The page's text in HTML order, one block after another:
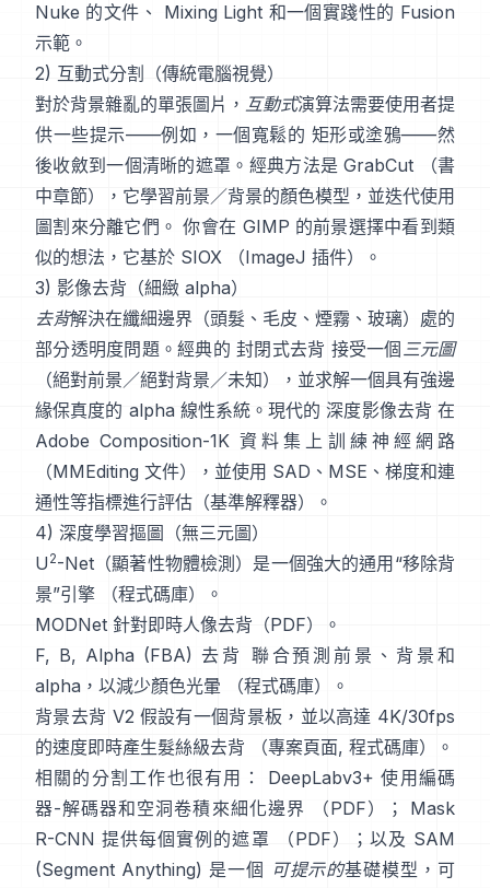
Nuke 的文件 、 Mixing Light 和一個實踐性的 Fusion
示範 。
2) 互動式分割（傳統電腦視覺）
對於背景雜亂的單張圖片， 互動式演算法需要使用者提
供一些提示——例如，一個寬鬆的 矩形或塗鴉——然
後收斂到一個清晰的遮罩。經典方法是 GrabCut （書
中章節），它學習前景／背景的顏色模型，並迭代使用
圖割來分離它們。 你會在 GIMP 的前景選擇中看到類
似的想法，它基於 SIOX （ImageJ 插件）。
3) 影像去背（細緻 alpha）
去背解決在纖細邊界（頭髮、毛皮、煙霧、玻璃）處的
部分透明度問題。經典的 封閉式去背 接受一個 三元圖
（絕對前景／絕對背景／未知），並求解一個具有強邊
緣保真度的 alpha 線性系統。現代的 深度影像去背 在
Adobe Composition-1K 資料集上訓練神經網路
（MMEditing 文件），並使用 SAD、MSE、梯度和連
通性等指標進行評估（基準解釋器）。
4) 深度學習摳圖（無三元圖）
U2-Net （顯著性物體檢測）是一個強大的通用“移除背
景”引擎
（程式碼庫）。
MODNet 針對即時人像去背（PDF）。
F, B, Alpha (FBA) 去背 聯合預測前景、背景和
alpha，以減少顏色光暈
（程式碼庫）。
背景去背 V2 假設有一個背景板，並以高達 4K/30fps
的速度即時產生髮絲級去背
（專案頁面, 程式碼庫）。
相關的分割工作也很有用：
DeepLabv3+ 使用編碼
器-解碼器和空洞卷積來細化邊界
（PDF）；
Mask
R-CNN 提供每個實例的遮罩 （PDF）；以及 SAM
(Segment Anything) 是一個 可提示的基礎模型，可